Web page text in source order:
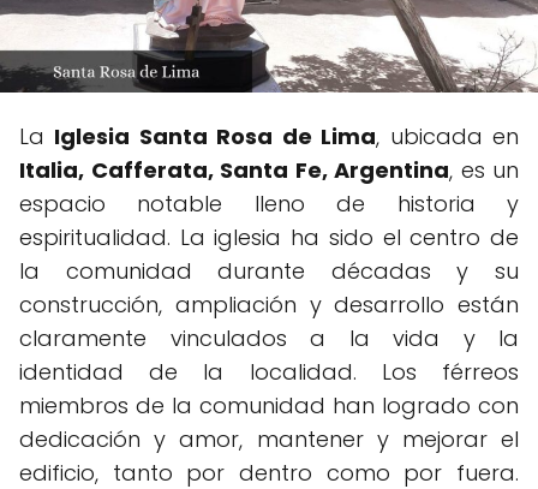
La Iglesia Santa Rosa de Lima, ubicada en
Italia, Cafferata, Santa Fe, Argentina, es un
espacio notable lleno de historia y
espiritualidad. La iglesia ha sido el centro de
la comunidad durante décadas y su
construcción, ampliación y desarrollo están
claramente vinculados a la vida y la
identidad de la localidad. Los férreos
miembros de la comunidad han logrado con
dedicación y amor, mantener y mejorar el
edificio, tanto por dentro como por fuera.